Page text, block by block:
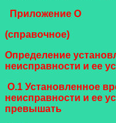
Приложение О
(справочное)
Определение
неисправности и ее
О.1 Установленное
неисправности и ее
превышать